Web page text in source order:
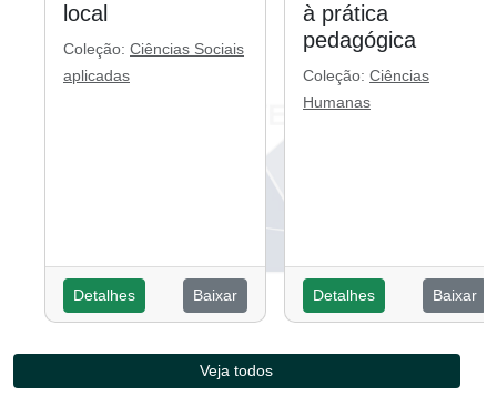
local
Coleção: Ciências Sociais
aplicadas
Detalhes Baixar
à prática
pedagógica
Coleção: Ciências
Humanas
Detalhes Baixar
Veja todos